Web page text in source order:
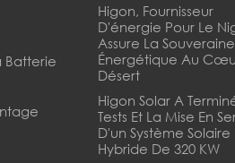
Batterie
Higon, Fournisseur
D'énergie Pour Le
Assure La
Énergétique Au
Désert
Higon Solar A
Tests Et La Mise En
D'un Système Solaire
Hybride De 320 KW